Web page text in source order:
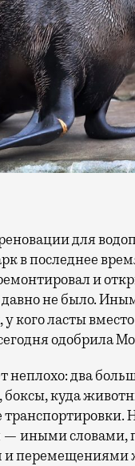
для
в последнее
и
давно не было.
кого ласты
одобрила
два
куда
иными словами,
перемещениями